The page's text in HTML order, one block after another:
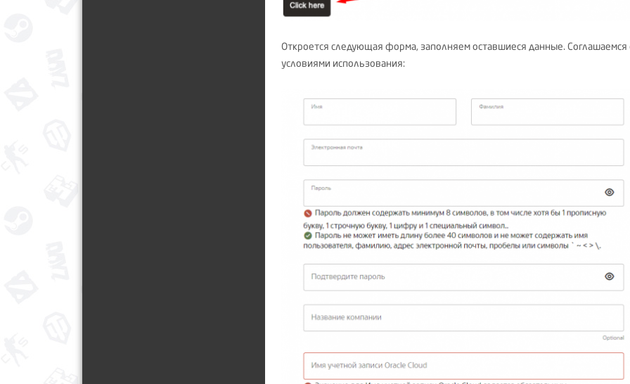
Откроется следующая форма, заполняем оставшиеся данные. Соглашаемся
условиями использования: